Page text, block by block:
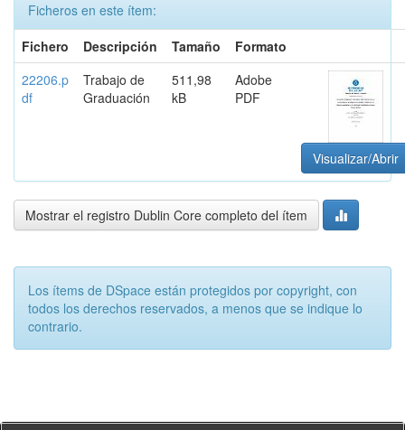
Ficheros en este ítem:
Fichero
Descripción Tamaño
Formato
22206.p
df
Trabajo de
Graduación
511,98
kB
Adobe
PDF
Visualizar/Abrir
Mostrar el registro Dublin Core completo del ítem
Los ítems de DSpace están protegidos por copyright, con
todos los derechos reservados, a menos que se indique lo
contrario.